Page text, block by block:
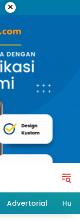
×
Advertorial